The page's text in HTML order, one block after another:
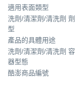
適用表面類型
洗劑/清潔劑/清洗劑 劑
型
產品的具體用途
洗劑/清潔劑/清洗劑 容
器型態
酷澎商品編號